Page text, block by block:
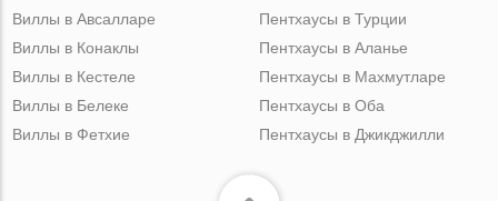
Виллы в Авсалларе
Виллы в Конаклы
Виллы в Кестеле
Виллы в Белеке
Виллы в Фетхие
Пентхаусы в Турции
Пентхаусы в Аланье
Пентхаусы в Махмутларе
Пентхаусы в Оба
Пентхаусы в Джикджилли